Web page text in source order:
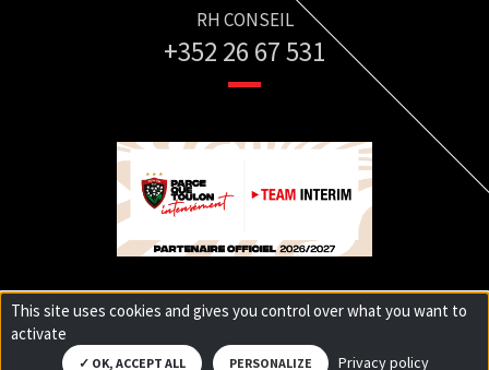
RH CONSEIL
+352 26 67 531
© 2025 Team interim Tous droits réservés
Mentions légales
Conception :e partenaire– Maintenance : ISINNOV
This site uses cookies and gives you control over what you want to
activate
OK, ACCEPT ALL PERSONALIZE Privacy policy